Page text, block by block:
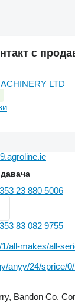
с
LTD
23 880 5006
83 082 9755
all-makes/all-
anyy/24/sprice/
Bandon Co.